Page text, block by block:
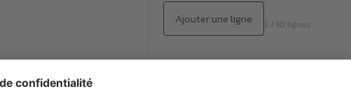
Ajouter une ligne 2 / 10 lignes